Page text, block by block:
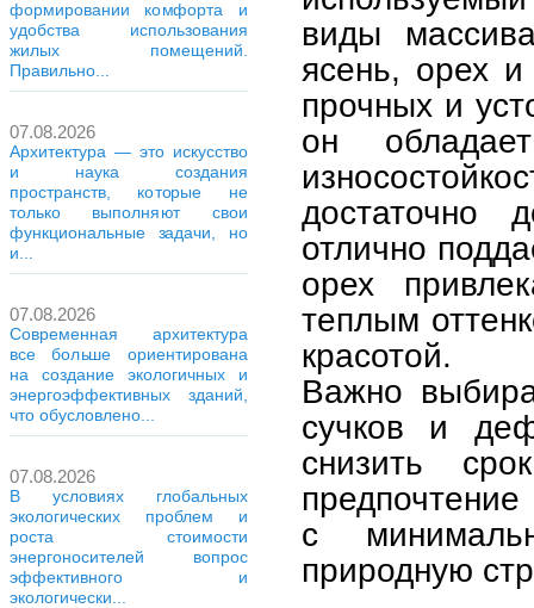
формировании комфорта и
удобства использования
жилых помещений.
Правильно...
07.08.2026
Архитектура — это искусство
и наука создания
пространств, которые не
только выполняют свои
функциональные задачи, но
и...
07.08.2026
Современная архитектура
все больше ориентирована
на создание экологичных и
энергоэффективных зданий,
что обусловлено...
07.08.2026
В условиях глобальных
экологических проблем и
роста стоимости
энергоносителей вопрос
эффективного и
экологически...
виды
ясень, орех
прочных и
он
достаточно
отлично
орех
теплым
красотой.
Важно
сучков и
снизить
с
природную